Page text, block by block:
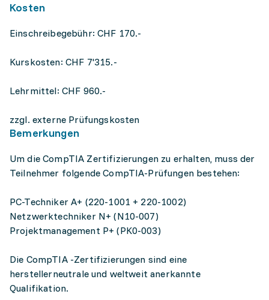
Kosten
Einschreibegebühr: CHF 170.-
Kurskosten: CHF 7'315.-
Lehrmittel: CHF 960.-
zzgl. externe Prüfungskosten
Bemerkungen
Um die CompTIA Zertifizierungen zu erhalten, muss der
Teilnehmer folgende CompTIA-Prüfungen bestehen:
PC-Techniker A+ (220-1001 + 220-1002)
Netzwerktechniker N+ (N10-007)
Projektmanagement P+ (PK0-003)
Die CompTIA -Zertifizierungen sind eine
herstellerneutrale und weltweit anerkannte
Qualifikation.